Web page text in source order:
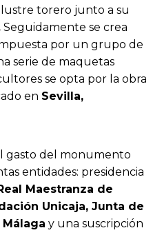
torero junto a su
Seguidamente se crea
por un grupo de
serie de maquetas
se opta por la obra
en Sevilla,
gasto del monumento
entidades: presidencia
Maestranza de
Unicaja, Junta de
y una suscripción